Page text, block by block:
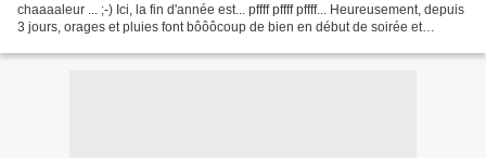
chaaaaleur ... ;-) Ici, la fin d'année est... pffff pffff pffff... Heureusement, depuis
3 jours, orages et pluies font bôôôcoup de bien en début de soirée et